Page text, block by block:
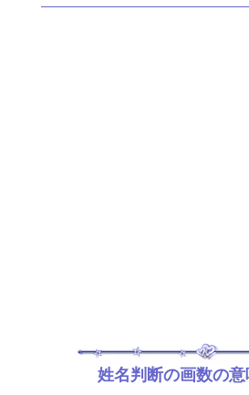
姓名判断の画数の意